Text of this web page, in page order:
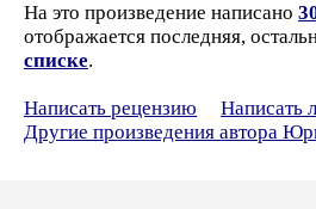
На это произведение написано
отображается последняя,
списке.
Написать рецензию
Написать
Другие произведения автора